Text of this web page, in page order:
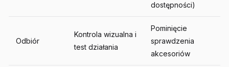
dostępności)
Odbiór
Kontrola wizualna i
test działania
Pominięcie
sprawdzenia
akcesoriów